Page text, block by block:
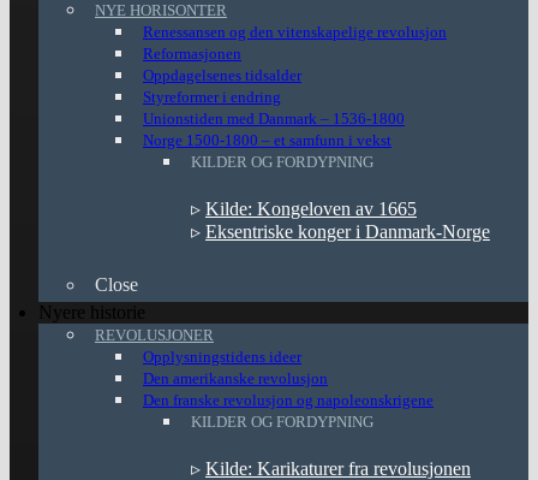
NYE HORISONTER
Renessansen og den vitenskapelige revolusjon
Reformasjonen
Oppdagelsenes tidsalder
Styreformer i endring
Unionstiden med Danmark – 1536-1800
Norge 1500-1800 – et samfunn i vekst
KILDER OG FORDYPNING
▹ Kilde: Kongeloven av 1665
▹ Eksentriske konger i Danmark-Norge
Close
Nyere historie
REVOLUSJONER
Opplysningstidens ideer
Den amerikanske revolusjon
Den franske revolusjon og napoleonskrigene
KILDER OG FORDYPNING
▹ Kilde: Karikaturer fra revolusjonen